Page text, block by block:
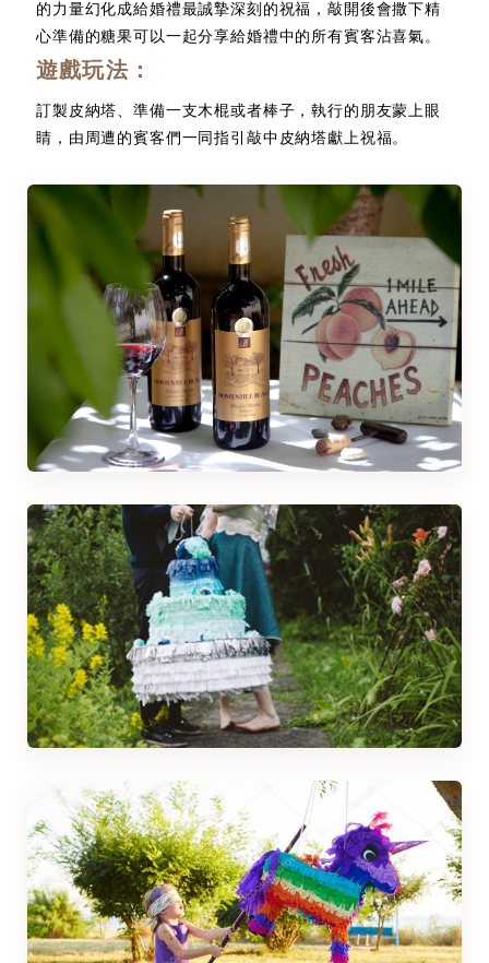
的力量幻化成給婚禮最誠摯深刻的祝福，敲開後會撒下精
心準備的糖果可以一起分享給婚禮中的所有賓客沾喜氣。
遊戲玩法：
訂製皮納塔、準備一支木棍或者棒子，執行的朋友蒙上眼
睛，由周遭的賓客們一同指引敲中皮納塔獻上祝福。